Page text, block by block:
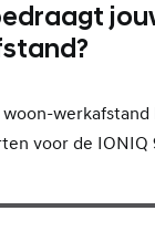
voor de IONIQ